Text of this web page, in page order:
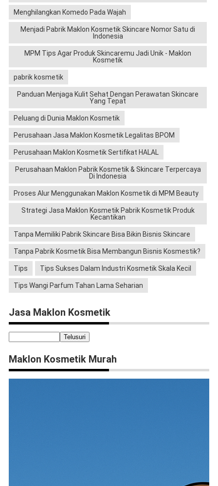
Menghilangkan Komedo Pada Wajah
Menjadi Pabrik Maklon Kosmetik Skincare Nomor Satu di
Indonesia
MPM Tips Agar Produk Skincaremu Jadi Unik - Maklon
Kosmetik
pabrik kosmetik
Panduan Menjaga Kulit Sehat Dengan Perawatan Skincare
Yang Tepat
Peluang di Dunia Maklon Kosmetik
Perusahaan Jasa Maklon Kosmetik Legalitas BPOM
Perusahaan Maklon Kosmetik Sertifikat HALAL
Perusahaan Maklon Pabrik Kosmetik & Skincare Terpercaya
Di Indonesia
Proses Alur Menggunakan Maklon Kosmetik di MPM Beauty
Strategi Jasa Maklon Kosmetik Pabrik Kosmetik Produk
Kecantikan
Tanpa Memiliki Pabrik Skincare Bisa Bikin Bisnis Skincare
Tanpa Pabrik Kosmetik Bisa Membangun Bisnis Kosmestik?
Tips Tips Sukses Dalam Industri Kosmetik Skala Kecil
Tips Wangi Parfum Tahan Lama Seharian
Jasa Maklon Kosmetik
Maklon Kosmetik Murah